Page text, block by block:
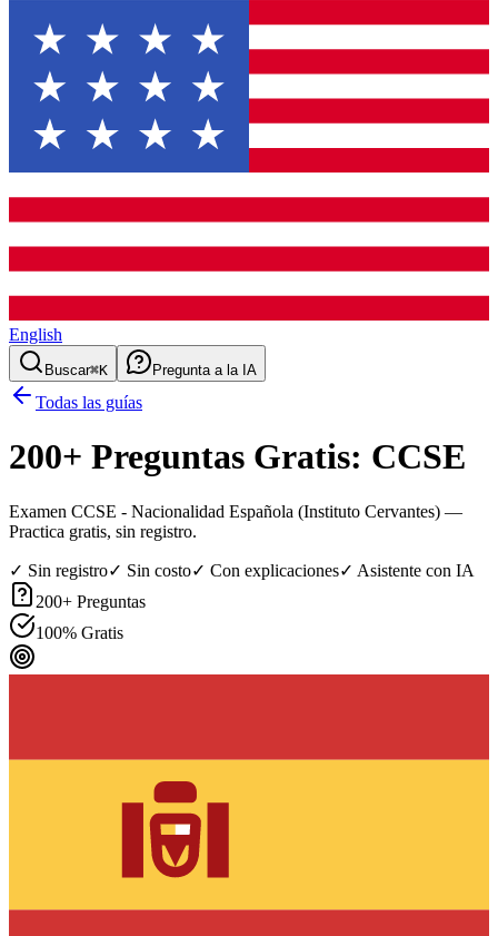
English
Buscar⌘K Pregunta a la IA
Todas las guías
200+ Preguntas Gratis: CCSE
Examen CCSE - Nacionalidad Española (Instituto Cervantes) —
Practica gratis, sin registro.
✓ Sin registro✓ Sin costo✓ Con explicaciones✓ Asistente con IA
200+ Preguntas
100% Gratis